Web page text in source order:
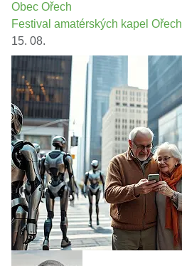
Obec Ořech
Festival amatérských kapel Ořech
15. 08.